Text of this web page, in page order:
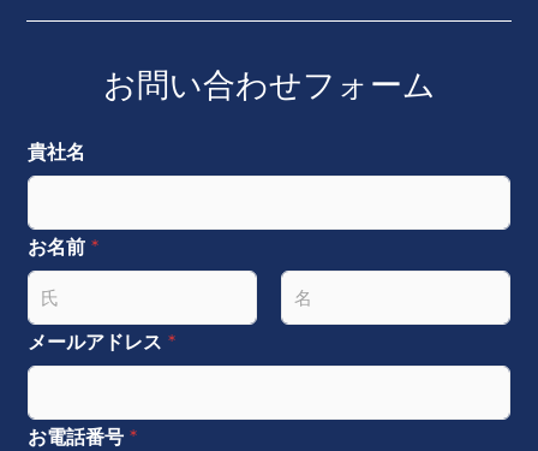
お問い合わせフォーム
貴社名
お名前*
名
メールアドレス*
お電話番号*